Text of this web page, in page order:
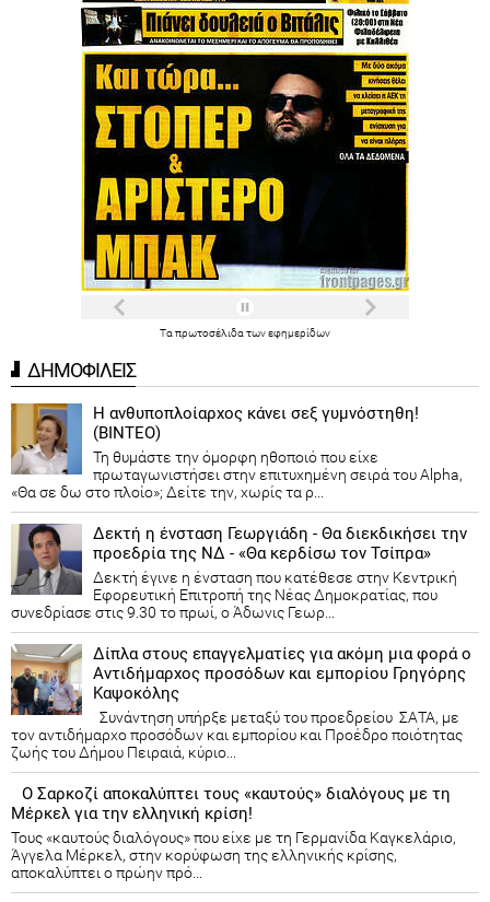
Τα πρωτοσέλιδα τωνεφημερίδων
ΔΗΜΟΦΙΛΕΙΣ
Η ανθυποπλοίαρχος κάνει σεξ γυμνόστηθη!
(ΒΙΝΤΕΟ)
Τη θυμάστε την όμορφη ηθοποιό που είχε
πρωταγωνιστήσει στην επιτυχημένη σειρά του Alpha,
«Θα σε δω στο πλοίο»; Δείτε την, χωρίς τα ρ...
Δεκτή η ένσταση Γεωργιάδη - Θα διεκδικήσει την
προεδρία της ΝΔ - «Θα κερδίσω τον Τσίπρα»
Δεκτή έγινε η ένσταση που κατέθεσε στην Κεντρική
Εφορευτική Επιτροπή της Νέας Δημοκρατίας, που
συνεδρίασε στις 9.30 το πρωί, ο Άδωνις Γεωρ...
Δίπλα στους επαγγελματίες για ακόμη μια φορά ο
Αντιδήμαρχος προσόδων και εμπορίου Γρηγόρης
Καψοκόλης
Συνάντηση υπήρξε μεταξύ του προεδρείου ΣΑΤΑ, με
τον αντιδήμαρχο προσόδων και εμπορίου και Προέδρο ποιότητας
ζωής του Δήμου Πειραιά, κύριο...
Ο Σαρκοζί αποκαλύπτει τους «καυτούς» διαλόγους με τη
Μέρκελ για την ελληνική κρίση!
Τους «καυτούς διαλόγους» που είχε με τη Γερμανίδα Καγκελάριο,
Άγγελα Μέρκελ, στην κορύφωση της ελληνικής κρίσης,
αποκαλύπτει ο πρώην πρό...